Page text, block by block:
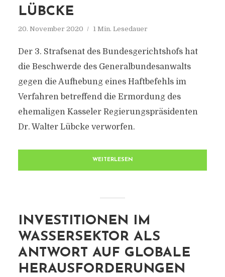
LÜBCKE
20. November 2020 1 Min. Lesedauer
Der 3. Strafsenat des Bundesgerichtshofs hat
die Beschwerde des Generalbundesanwalts
gegen die Aufhebung eines Haftbefehls im
Verfahren betreffend die Ermordung des
ehemaligen Kasseler Regierungspräsidenten
Dr. Walter Lübcke verworfen.
WEITERLESEN
INVESTITIONEN IM
WASSERSEKTOR ALS
ANTWORT AUF GLOBALE
HERAUSFORDERUNGEN